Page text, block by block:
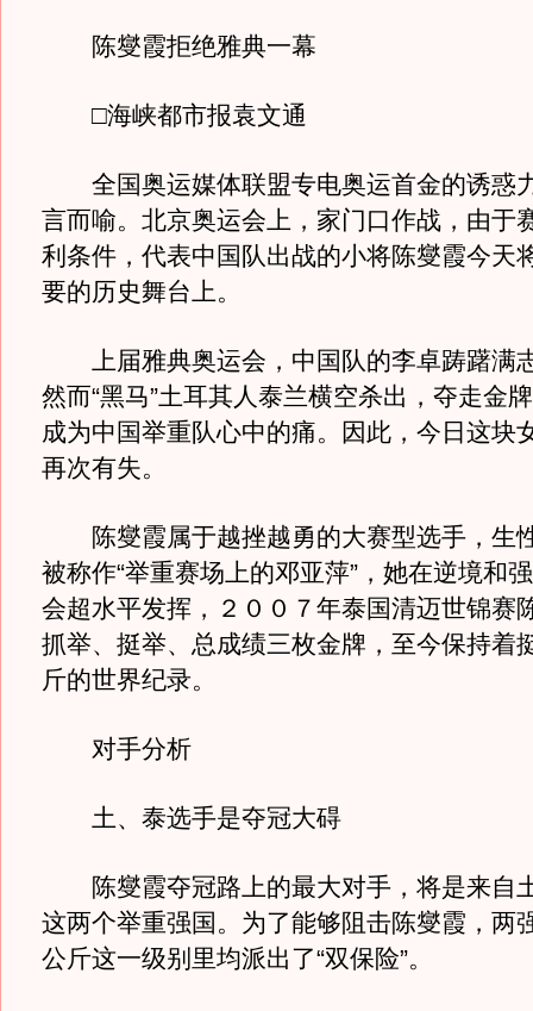
陈燮霞拒绝雅典一幕
□海峡都市报袁文通
全国奥运媒体联盟专电奥运首金的诱惑
言而喻。北京奥运会上，家门口作战，由于
利条件，代表中国队出战的小将陈燮霞今天
要的历史舞台上。
上届雅典奥运会，中国队的李卓踌躇满
然而“黑马”土耳其人泰兰横空杀出，夺走金
成为中国举重队心中的痛。因此，今日这块
再次有失。
陈燮霞属于越挫越勇的大赛型选手，生
被称作“举重赛场上的邓亚萍”，她在逆境和
会超水平发挥，２００７年泰国清迈世锦赛
抓举、挺举、总成绩三枚金牌，至今保持着
斤的世界纪录。
对手分析
土、泰选手是夺冠大碍
陈燮霞夺冠路上的最大对手，将是来自
这两个举重强国。为了能够阻击陈燮霞，两
公斤这一级别里均派出了“双保险”。